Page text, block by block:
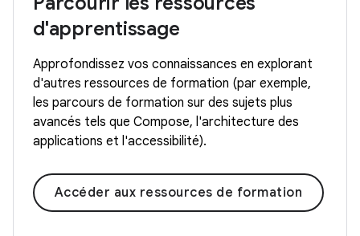
d'apprentissage
Approfondissez vos connaissances en explorant
d'autres ressources de formation (par exemple,
les parcours de formation sur des sujets plus
avancés tels que Compose, l'architecture des
applications et l'accessibilité).
Accéder aux ressources de formation